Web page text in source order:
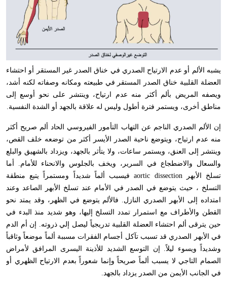
يشبه الألم أو عدم الارتياح الصدري في خناق الصدر غير المستقر أو احتشاء
العضلة القلبية خناق الصدر المستقر في طبيعته ومكانه وصفاته لكنه أشد،
ويصفه المريض بألم أكثر منه عدم ارتياح، وينتشر على نحو أوسع إلى
مناطق أخرى، ويستمر فترة أطول وليس له علاقة بالجهد أو الشدة النفسية.
إن الألم الصدري الناجم عن التهاب التأمور الفيروسي الحاد ألم صريح أكثر
منه عدم ارتياح، ويتوضع ناحية الصدر الأيسر أكثر من توضعه خلف القص،
وينتشر إلى العنق، ويستمر ساعات، ولا يتأثر بالجهد، ويزداد بالشهيق والبلع
والسعال والاضطجاع في السرير، ويخف بالجلوس والانحناء للأمام. أما
تسلخ الأبهرaortic dissectionفيسبب ألماً شديداً ومستمراً يتبع منطقة
التسلخ ، حيث يتوضع في الصدر في الأمام عند تسلخ الأبهر الصاعد وعند
امتداده إلى الأبهر الصدري النازل. فالألم يتوضع في الظهر، وقد يمتد نحو
القطن والأطراف مع استمرار تمدد التسلخ إليها، وهو شديد منذ البدء في
حين يترقى ألم احتشاء العضلة القلبية تدريجياً ليصل إلي ذروته. إن أم الدم
في الأبهر الصدري قد تسبب تآكل أجسام الفقرات مسببة ألماً موضعاً وثاقباً
وشديداً ويسوء ليلاً. إن التوسع الشديد للأذينة اليسرى المرافق لأمراض
الصمام التاجي لا يسبب ألماً صريحاً وإنما شعوراً بعدم الارتياح الظهري أو
في الجانب الأيمن من الصدر يزداد بالجهد.